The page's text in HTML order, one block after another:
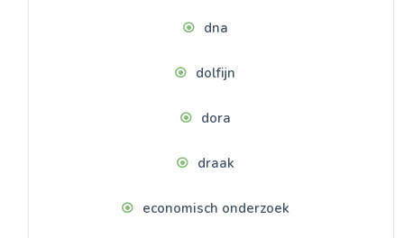
dna
dolfijn
dora
draak
economisch onderzoek